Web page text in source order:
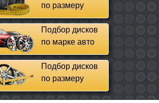
по размеру
Подбор дисков
по марке авто
Подбор дисков
по размеру